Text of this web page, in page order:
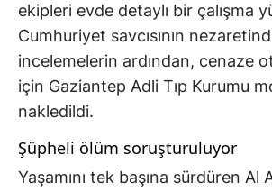
ekipleri evde detaylı bir çalışma
Cumhuriyet savcısının
incelemelerin ardından, cenaze
için Gaziantep Adli Tıp Kurumu
nakledildi.
Şüpheli ölüm soruşturuluyor
Yaşamını tek başına sürdüren Al